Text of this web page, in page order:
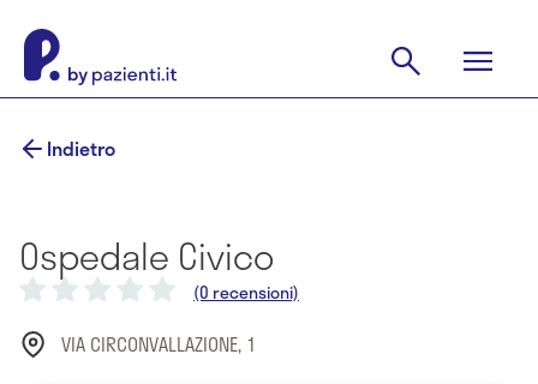
Indietro
Ospedale Civico
(0 recensioni)
VIA CIRCONVALLAZIONE, 1